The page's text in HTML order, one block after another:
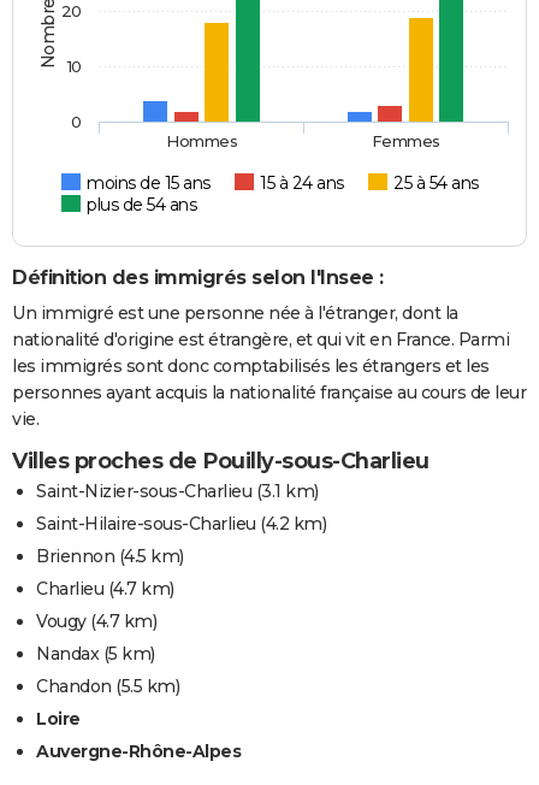
moins de 15 ans 15 à 24 ans
25 à 54 ans
plus de 54 ans
Hommes Femmes
0
10
20
Définition des immigrés selon l'Insee :
Un immigré est une personne née à l'étranger, dont la
nationalité d'origine est étrangère, et qui vit en France. Parmi
les immigrés sont donc comptabilisés les étrangers et les
personnes ayant acquis la nationalité française au cours de leur
vie.
Villes proches de Pouilly-sous-Charlieu
Saint-Nizier-sous-Charlieu (3.1 km)
Saint-Hilaire-sous-Charlieu (4.2 km)
Briennon (4.5 km)
Charlieu (4.7 km)
Vougy(4.7 km)
Nandax(5 km)
Chandon (5.5 km)
Loire
Auvergne-Rhône-Alpes